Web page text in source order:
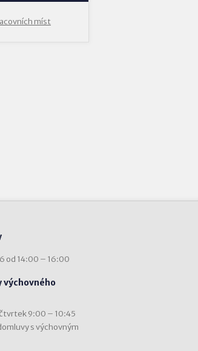
míst
od 14:00 – 16:00
výchovného
9:00 – 10:45
s výchovným